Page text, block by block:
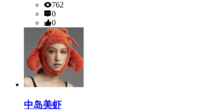
762
0
0
中岛美虾